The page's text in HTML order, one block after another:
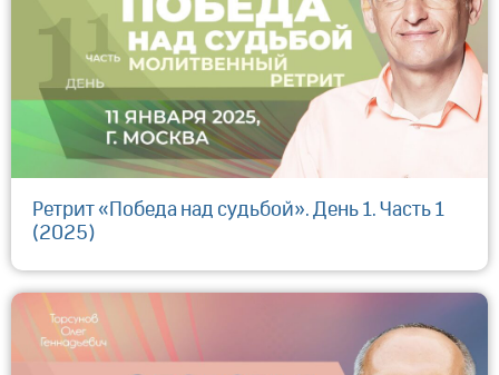
Ретрит «Победа над судьбой». День 1. Часть 1
(2025)